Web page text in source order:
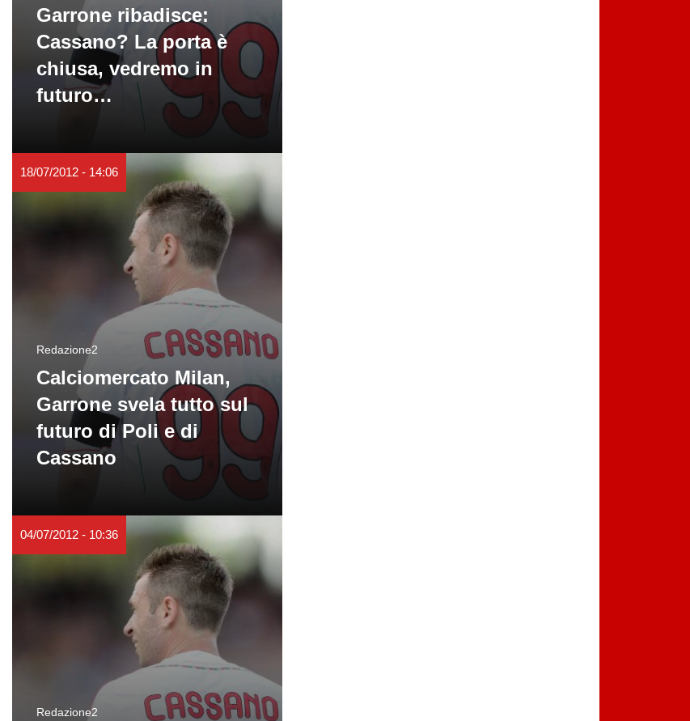
Garrone ribadisce:
Cassano? La porta è
chiusa, vedremo in
futuro…
18/07/2012 - 14:06
Redazione2
Calciomercato Milan,
Garrone svela tutto sul
futuro di Poli e di
Cassano
04/07/2012 - 10:36
Redazione2